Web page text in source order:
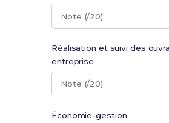
Note (/20)
Réalisation et suivi des
entreprise
Note (/20)
Économie-gestion